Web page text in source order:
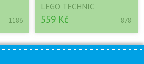
1186
LEGO TECHNIC
559 Kč 878